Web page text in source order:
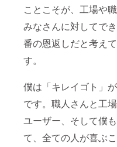
ことこそが、工場や
みなさんに対してで
番の恩返しだと考え
す。
僕は「キレイゴト」
です。職人さんと工場
ユーザー、そして僕
て、全ての人が喜ぶ